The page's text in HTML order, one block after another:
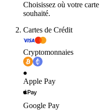
Choisissez où votre
souhaité.
Cartes de Crédit
Cryptomonnaies
Apple Pay
Google Pay